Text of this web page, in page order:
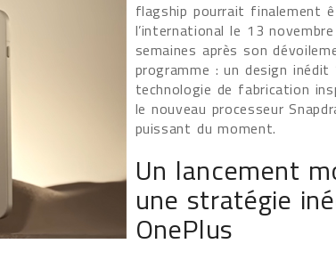
flagship pourrait finalement
l’international le 13
semaines après son
programme : un design inédit
technologie de fabrication
le nouveau processeur
puissant du moment.
Un lancement
une stratégie
OnePlus